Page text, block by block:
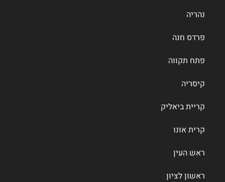
נהריה
פרדס חנה
פתח תקווה
קיסריה
קריית ביאליק
קרית אונו
ראש העין
ראשון לציון